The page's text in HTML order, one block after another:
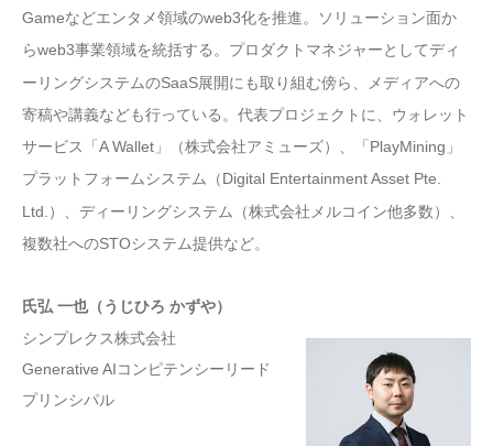
Gameなどエンタメ領域のweb3化を推進。ソリューション面か
らweb3事業領域を統括する。プロダクトマネジャーとしてディ
ーリングシステムのSaaS展開にも取り組む傍ら、メディアへの
寄稿や講義なども行っている。代表プロジェクトに、ウォレット
サービス「A Wallet」（株式会社アミューズ）、「PlayMining」
プラットフォームシステム（Digital Entertainment Asset Pte.
Ltd.）、ディーリングシステム（株式会社メルコイン他多数）、
複数社へのSTOシステム提供など。
氏弘 一也（うじひろ かずや）
シンプレクス株式会社
Generative AIコンピテンシーリード
プリンシパル